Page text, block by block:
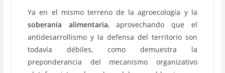
Ya en el mismo terreno de la agroecología y la
soberanía alimentaria, aprovechando que el
antidesarrollismo y la defensa del territorio son
todavía débiles, como demuestra la
preponderancia del mecanismo organizativo